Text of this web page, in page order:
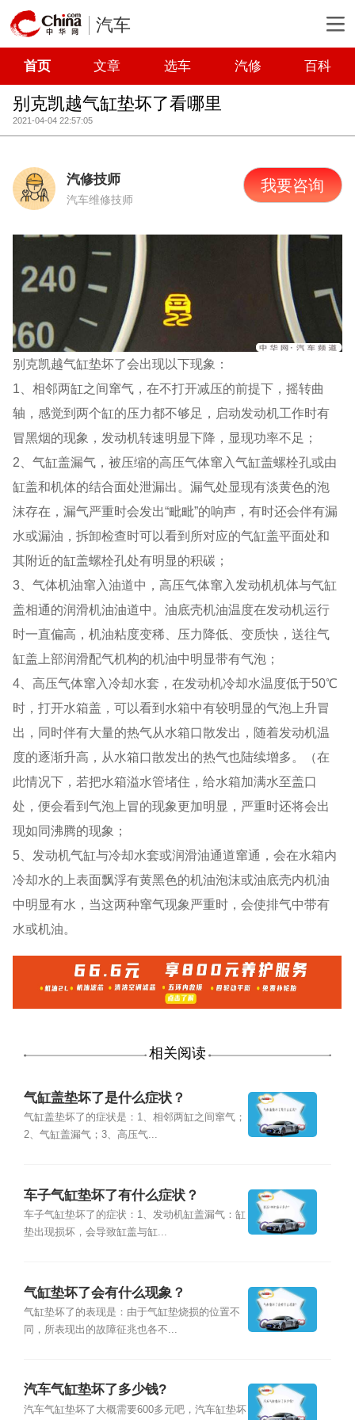
汽车
首页 文章 选车 汽修 百科
别克凯越气缸垫坏了看哪里
2021-04-04 22:57:05
汽修技师
汽车维修技师
我要咨询
别克凯越气缸垫坏了会出现以下现象：
1、相邻两缸之间窜气，在不打开减压的前提下，摇转曲
轴，感觉到两个缸的压力都不够足，启动发动机工作时有
冒黑烟的现象，发动机转速明显下降，显现功率不足；
2、气缸盖漏气，被压缩的高压气体窜入气缸盖螺栓孔或由
缸盖和机体的结合面处泄漏出。漏气处显现有淡黄色的泡
沫存在，漏气严重时会发出“毗毗”的响声，有时还会伴有漏
水或漏油，拆卸检查时可以看到所对应的气缸盖平面处和
其附近的缸盖螺栓孔处有明显的积碳；
3、气体机油窜入油道中，高压气体窜入发动机机体与气缸
盖相通的润滑机油油道中。油底壳机油温度在发动机运行
时一直偏高，机油粘度变稀、压力降低、变质快，送往气
缸盖上部润滑配气机构的机油中明显带有气泡；
4、高压气体窜入冷却水套，在发动机冷却水温度低于50℃
时，打开水箱盖，可以看到水箱中有较明显的气泡上升冒
出，同时伴有大量的热气从水箱口散发出，随着发动机温
度的逐渐升高，从水箱口散发出的热气也陆续增多。（在
此情况下，若把水箱溢水管堵住，给水箱加满水至盖口
处，便会看到气泡上冒的现象更加明显，严重时还将会出
现如同沸腾的现象；
5、发动机气缸与冷却水套或润滑油通道窜通，会在水箱内
冷却水的上表面飘浮有黄黑色的机油泡沫或油底壳内机油
中明显有水，当这两种窜气现象严重时，会使排气中带有
水或机油。
相关阅读
气缸盖垫坏了是什么症状？
气缸盖垫坏了的症状是：1、相邻两缸之间窜气；
2、气缸盖漏气；3、高压气...
车子气缸垫坏了有什么症状？
车子气缸垫坏了的症状：1、发动机缸盖漏气：缸
垫出现损坏，会导致缸盖与缸...
气缸垫坏了会有什么现象？
气缸垫坏了的表现是：由于气缸垫烧损的位置不
同，所表现出的故障征兆也各不...
汽车气缸垫坏了多少钱?
汽车气缸垫坏了大概需要600多元吧，汽车缸垫坏